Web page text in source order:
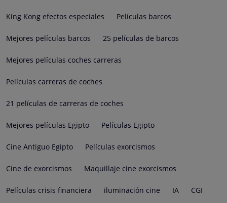
King Kong efectos especiales Películas barcos
Mejores películas barcos 25 películas de barcos
Mejores películas coches carreras
Películas carreras de coches
21 películas de carreras de coches
Mejores películas Egipto Películas Egipto
Cine Antiguo Egipto Películas exorcismos
Cine de exorcismos Maquillaje cine exorcismos
Películas crisis financiera iluminación cine IA CGI